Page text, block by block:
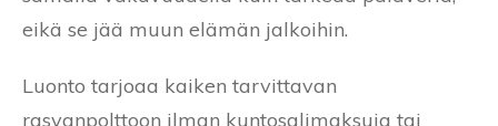
eikä se jää muun elämän jalkoihin.
Luonto tarjoaa kaiken tarvittavan
rasvanpolttoon ilman kuntosalimaksuja tai